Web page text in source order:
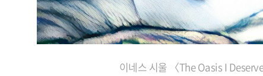
이네스 시울 〈The Oasis I